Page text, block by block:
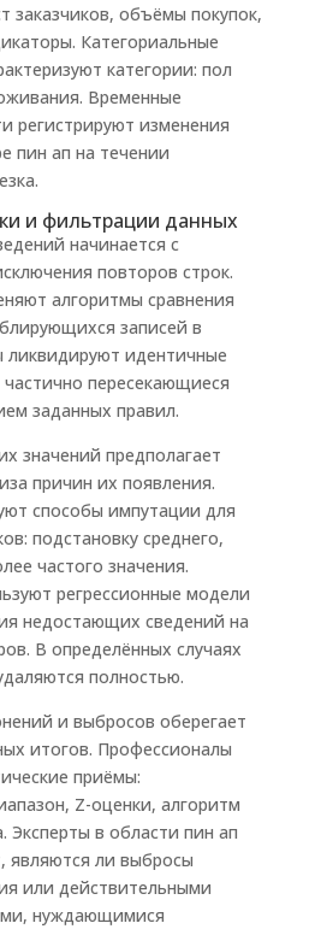
заказчиков, объёмы покупок,
Категориальные
категории: пол
Временные
регистрируют изменения
пин ап на течении
и фильтрации данных
начинается с
повторов строк.
алгоритмы сравнения
записей в
ликвидируют идентичные
пересекающиеся
заданных правил.
значений предполагает
причин их появления.
способы импутации для
подстановку среднего,
частого значения.
регрессионные модели
недостающих сведений на
В определённых случаях
полностью.
и выбросов оберегает
итогов. Профессионалы
приёмы:
Z-оценки, алгоритм
Эксперты в области пин ап
являются ли выбросы
или действительными
нуждающимися